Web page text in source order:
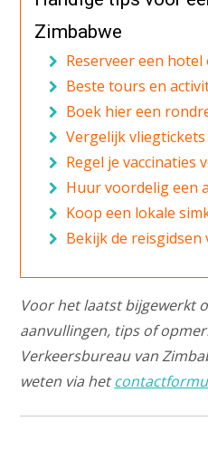
Zimbabwe
Reserveer een
Beste tours en
Boek hier een
Vergelijk
Regel je vaccinaties
Huur voordelig een
Koop een lokale
Bekijk de reisgidsen
Voor het laatst bijgewerkt
aanvullingen, tips of
Verkeersbureau van
weten via het